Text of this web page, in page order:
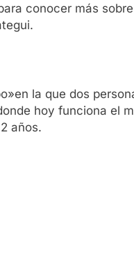
conocer más
la que dos
hoy funciona el
años.